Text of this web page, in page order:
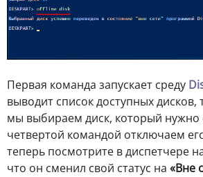
Первая команда запускает среду
выводит список доступных дисков,
мы выбираем диск, который нужно
четвертой командой отключаем
теперь посмотрите в диспетчере
что он сменил свой статус на «Вне